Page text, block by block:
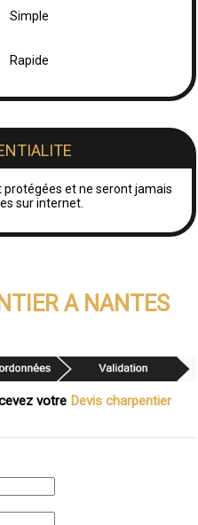
Simple
Rapide
protégées et ne seront jamais
sur internet.
A NANTES
votre Devis charpentier